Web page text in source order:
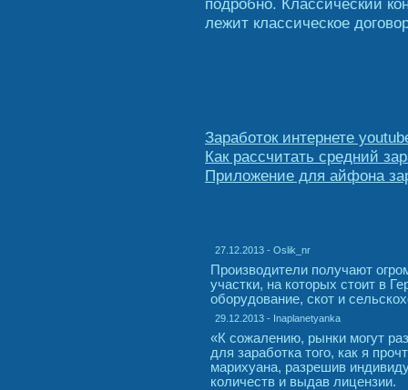
лежит классическое
Заработок интернете
Как рассчитать средний
Приложение для айфона
27.12.2013 - Oslik_nr
Производители получают
участки, на которых стоит в
оборудование, скот и
29.12.2013 - Inaplanetyanka
«К сожалению, рынки могут
для заработка того, как я
марихуана, разрешив
количеств и выдав лицензии.